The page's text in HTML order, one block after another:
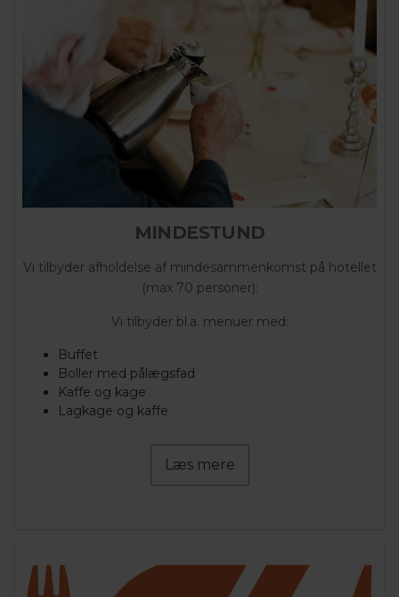
MINDESTUND
Vi tilbyder afholdelse af mindesammenkomst på hotellet
(max 70 personer):
Vi tilbyder bl.a. menuer med:
Buffet
Boller med pålægsfad
Kaffe og kage
Lagkage og kaffe
Læs mere